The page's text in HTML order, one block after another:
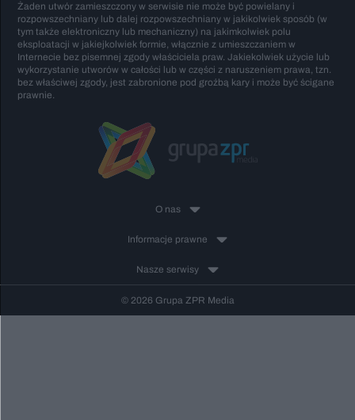
Żaden utwór zamieszczony w serwisie nie może być powielany i
rozpowszechniany lub dalej rozpowszechniany w jakikolwiek sposób (w
tym także elektroniczny lub mechaniczny) na jakimkolwiek polu
eksploatacji w jakiejkolwiek formie, włącznie z umieszczaniem w
Internecie bez pisemnej zgody właściciela praw. Jakiekolwiek użycie lub
wykorzystanie utworów w całości lub w części z naruszeniem prawa, tzn.
bez właściwej zgody, jest zabronione pod groźbą kary i może być ścigane
prawnie.
O nas
Informacje prawne
Nasze serwisy
© 2026 Grupa ZPR Media